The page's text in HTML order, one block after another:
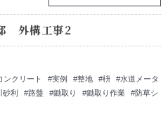
外構工事2
ンクリート 実例 整地 枡
水道メータ
砂利 路盤 鋤取り 鋤取り作業
防草シ